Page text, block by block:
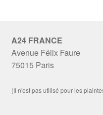
A24 FRANCE
Avenue Félix Faure
75015 Paris
(Il n'est pas utilisé pour les